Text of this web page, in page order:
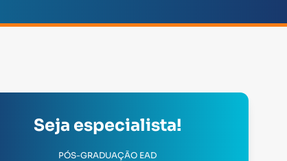
Seja especialista!
PÓS-GRADUAÇÃO EAD